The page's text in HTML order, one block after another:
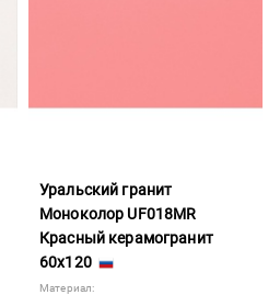
Уральский гранит
Моноколор UF018MR
Красный керамогранит
60x120
Материал: